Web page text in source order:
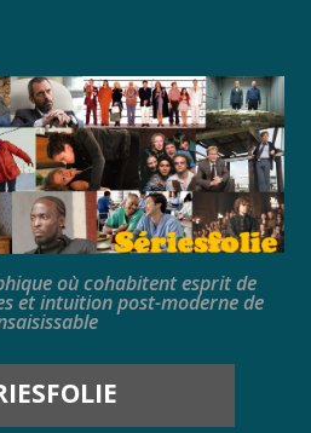
où cohabitent esprit de
et intuition post-moderne de